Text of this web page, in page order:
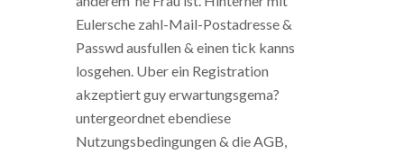
Eulersche zahl-Mail-Postadresse &
Passwd ausfullen & einen tick kanns
losgehen. Uber ein Registration
akzeptiert guy erwartungsgema?
untergeordnet ebendiese
Nutzungsbedingungen & die AGB,